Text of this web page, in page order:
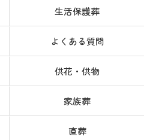
生活保護葬
よくある質問
供花・供物
家族葬
直葬